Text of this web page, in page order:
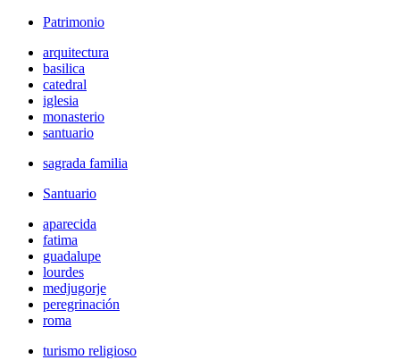
Patrimonio
arquitectura
basilica
catedral
iglesia
monasterio
santuario
sagrada familia
Santuario
aparecida
fatima
guadalupe
lourdes
medjugorje
peregrinación
roma
turismo religioso